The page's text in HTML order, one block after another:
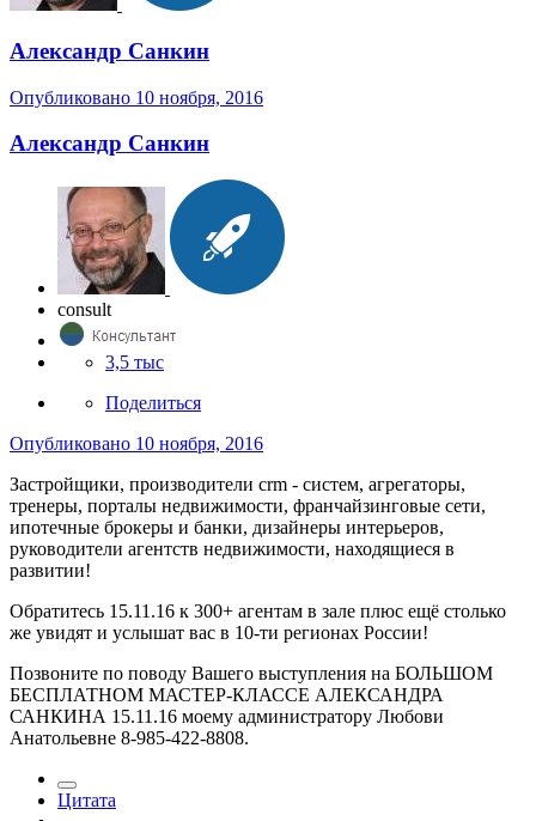
Александр Санкин
Опубликовано 10 ноября, 2016
Александр Санкин
consult
3,5 тыс
Поделиться
Опубликовано 10 ноября, 2016
Застройщики, производители crm - систем, агрегаторы,
тренеры, порталы недвижимости, франчайзинговые сети,
ипотечные брокеры и банки, дизайнеры интерьеров,
руководители агентств недвижимости, находящиеся в
развитии!
Обратитесь 15.11.16 к 300+ агентам в зале плюс ещё столько
же увидят и услышат вас в 10-ти регионах России!
Позвоните по поводу Вашего выступления на БОЛЬШОМ
БЕСПЛАТНОМ МАСТЕР-КЛАССЕ АЛЕКСАНДРА
САНКИНА 15.11.16 моему администратору Любови
Анатольевне 8-985-422-8808.
Цитата